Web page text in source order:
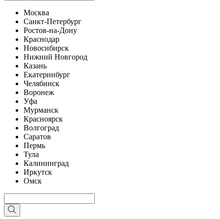
Москва
Санкт-Петербург
Ростов-на-Дону
Краснодар
Новосибирск
Нижний Новгород
Казань
Екатеринбург
Челябинск
Воронеж
Уфа
Мурманск
Красноярск
Волгоград
Саратов
Пермь
Тула
Калининград
Иркутск
Омск